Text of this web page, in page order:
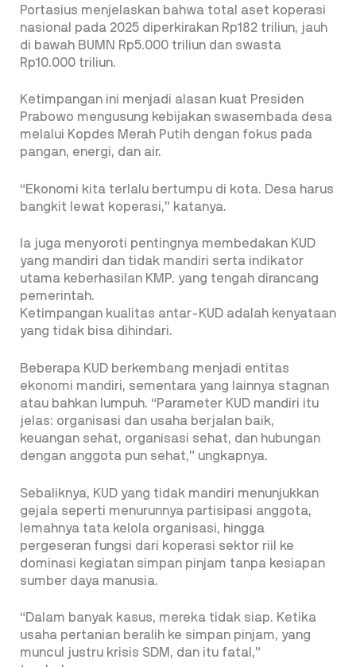
Portasius menjelaskan bahwa total aset koperasi
nasional pada 2025 diperkirakan Rp182 triliun, jauh
di bawah BUMN Rp5.000 triliun dan swasta
Rp10.000 triliun.
Ketimpangan ini menjadi alasan kuat Presiden
Prabowo mengusung kebijakan swasembada desa
melalui Kopdes Merah Putih dengan fokus pada
pangan, energi, dan air.
“Ekonomi kita terlalu bertumpu di kota. Desa harus
bangkit lewat koperasi,” katanya.
Ia juga menyoroti pentingnya membedakan KUD
yang mandiri dan tidak mandiri serta indikator
utama keberhasilan KMP. yang tengah dirancang
pemerintah.
Ketimpangan kualitas antar-KUD adalah kenyataan
yang tidak bisa dihindari.
Beberapa KUD berkembang menjadi entitas
ekonomi mandiri, sementara yang lainnya stagnan
atau bahkan lumpuh. “Parameter KUD mandiri itu
jelas: organisasi dan usaha berjalan baik,
keuangan sehat, organisasi sehat, dan hubungan
dengan anggota pun sehat,” ungkapnya.
Sebaliknya, KUD yang tidak mandiri menunjukkan
gejala seperti menurunnya partisipasi anggota,
lemahnya tata kelola organisasi, hingga
pergeseran fungsi dari koperasi sektor riil ke
dominasi kegiatan simpan pinjam tanpa kesiapan
sumber daya manusia.
“Dalam banyak kasus, mereka tidak siap. Ketika
usaha pertanian beralih ke simpan pinjam, yang
muncul justru krisis SDM, dan itu fatal,”